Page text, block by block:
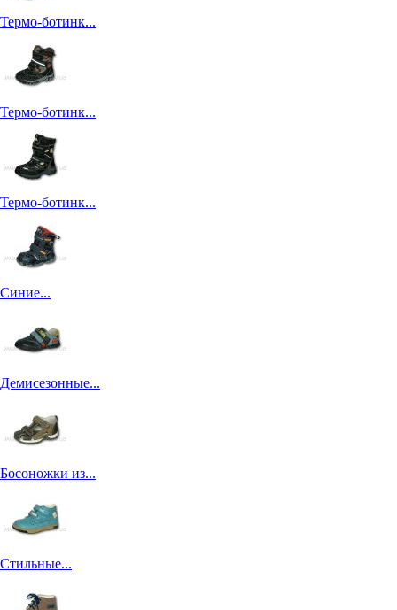
Термо-ботинк...
Термо-ботинк...
Термо-ботинк...
Синие...
Демисезонные...
Босоножки из...
Стильные...